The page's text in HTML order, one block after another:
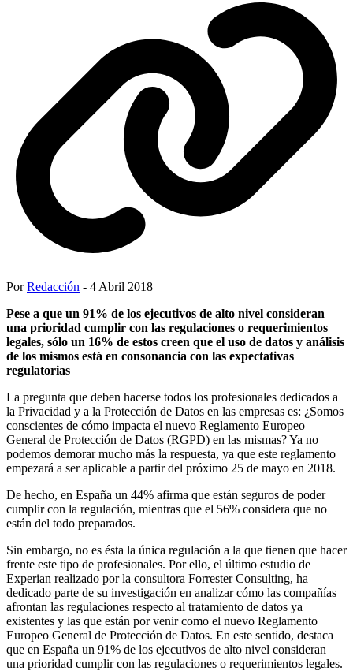
PorRedacción - 4 Abril 2018
Pese a que un 91% de los ejecutivos de alto nivel consideran
una prioridad cumplir con las regulaciones o requerimientos
legales, sólo un 16% de estos creen que el uso de datos y análisis
de los mismos está en consonancia con las expectativas
regulatorias
La pregunta que deben hacerse todos los profesionales dedicados a
la Privacidad y a la Protección de Datos en las empresas es: ¿Somos
conscientes de cómo impacta el nuevo Reglamento Europeo
General de Protección de Datos (RGPD) en las mismas? Ya no
podemos demorar mucho más la respuesta, ya que este reglamento
empezará a ser aplicable a partir del próximo 25 de mayo en 2018.
De hecho, en España un 44% afirma que están seguros de poder
cumplir con la regulación, mientras que el 56% considera que no
están del todo preparados.
Sin embargo, no es ésta la única regulación a la que tienen que hacer
frente este tipo de profesionales. Por ello, el último estudio de
Experian realizado por la consultora Forrester Consulting, ha
dedicado parte de su investigación en analizar cómo las compañías
afrontan las regulaciones respecto al tratamiento de datos ya
existentes y las que están por venir como el nuevo Reglamento
Europeo General de Protección de Datos. En este sentido, destaca
que en España un 91% de los ejecutivos de alto nivel consideran
una prioridad cumplir con las regulaciones o requerimientos legales.